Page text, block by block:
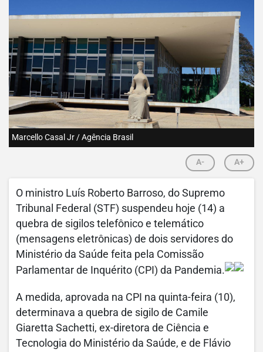
Marcello Casal Jr / Agência Brasil
A- A+
O ministro Luís Roberto Barroso, do Supremo
Tribunal Federal (STF) suspendeu hoje (14) a
quebra de sigilos telefônico e telemático
(mensagens eletrônicas) de dois servidores do
Ministério da Saúde feita pela Comissão
Parlamentar de Inquérito (CPI) da Pandemia.
A medida, aprovada na CPI na quinta-feira (10),
determinava a quebra de sigilo de Camile
Giaretta Sachetti, ex-diretora de Ciência e
Tecnologia do Ministério da Saúde, e de Flávio